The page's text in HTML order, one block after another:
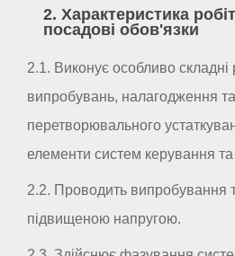
2. Характеристика
посадові обов'язки
2.1. Виконує особливо складні
випробувань, налагодження
перетворювального
елементи систем керування та
2.2. Проводить випробування
підвищеною напругою.